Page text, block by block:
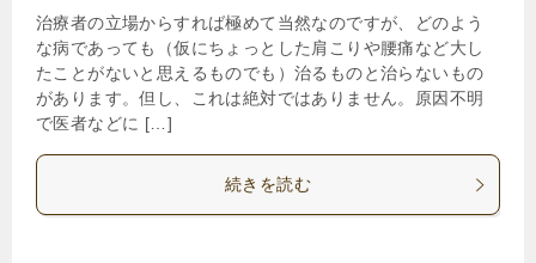
治療者の立場からすれば極めて当然なのですが、どのよう
な病であっても（仮にちょっとした肩こりや腰痛など大し
たことがないと思えるものでも）治るものと治らないもの
があります。但し、これは絶対ではありません。原因不明
で医者などに […]
続きを読む